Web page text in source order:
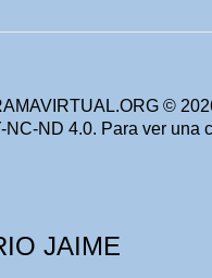
©
ND 4.0. Para ver una
JAIME